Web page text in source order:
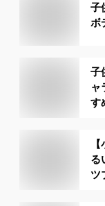
子
ボ
子
ャ
す
る
ツ